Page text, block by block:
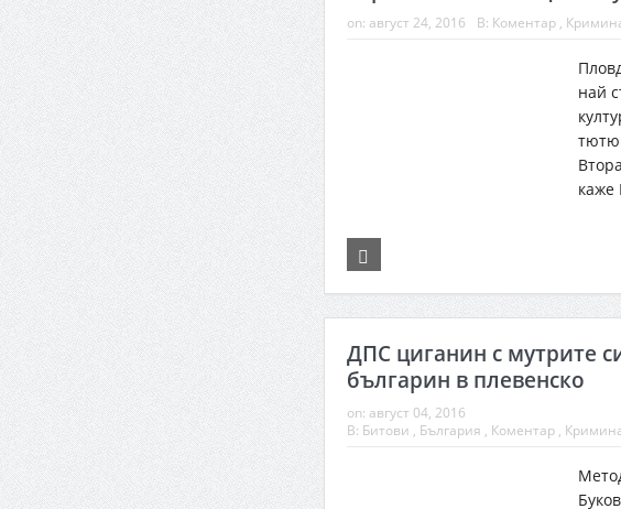
on: август 24, 2016 В: Коментар,
най
каже
ДПС циганин с мутрите
българин в плевенско
on: август 04, 2016
В: Битови , България , Коментар,